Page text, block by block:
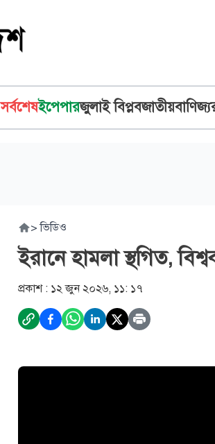
সর্বশেষইপেপারজুলাই বিপ্লবজাতীয়বাণিজ্য
> ভিডিও
ইরানে হামলা স্থগিত,
প্রকাশ : ১২ জুন ২০২৬, ১১: ১৭